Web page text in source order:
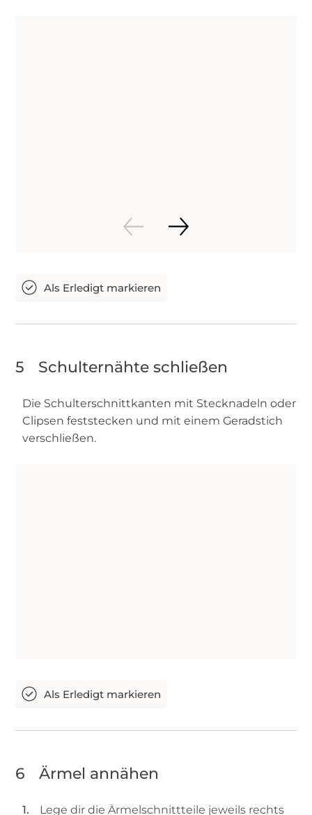
5 Schulternähte schließen
Die Schulterschnittkanten mit Stecknadeln oder
Clipsen feststecken und mit einem Geradstich
verschließen.
6 Ärmel annähen
Lege dir die Ärmelschnittteile jeweils rechts